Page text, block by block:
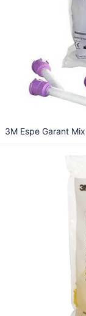
3M Espe Garant